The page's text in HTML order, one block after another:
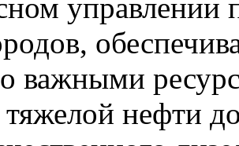
управлении
важными
тяжелой нефти